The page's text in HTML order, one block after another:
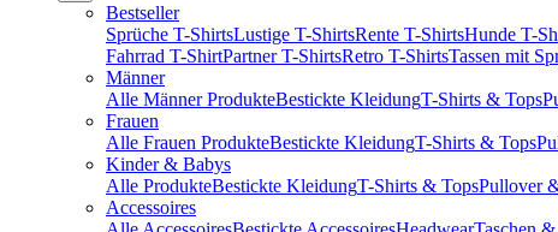
Bestseller
Sprüche T-ShirtsLustige T-ShirtsRente T-ShirtsHunde T-
Fahrrad T-ShirtPartner T-ShirtsRetro T-ShirtsTassen mit
Männer
Alle Männer ProdukteBestickte KleidungT-Shirts & Tops
Frauen
Alle Frauen ProdukteBestickte KleidungT-Shirts & Tops
Kinder & Babys
Alle ProdukteBestickte KleidungT-Shirts & TopsPullover
Accessoires